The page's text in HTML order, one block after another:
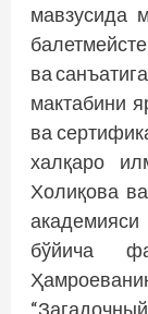
мавзусида
ва
мактабини
ва
халқаро
Холиқова
бўйича